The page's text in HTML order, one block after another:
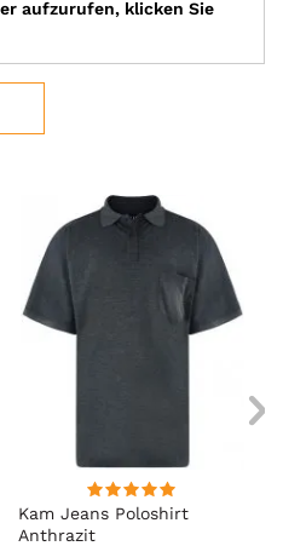
aufzurufen, klicken Sie
Kam Jeans Poloshirt
Anthrazit